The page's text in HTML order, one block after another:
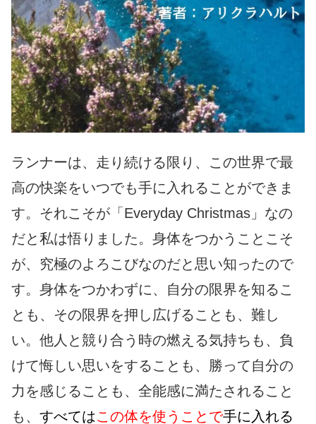
ランナーは、走り続ける限り、この世界で最
高の快楽をいつでも手に入れることができま
す。それこそが「Everyday Christmas」なの
だと私は悟りました。身体をつかうことこそ
が、究極のよろこびなのだと思い知ったので
す。身体をつかわずに、自分の限界を知るこ
とも、その限界を押し広げることも、難し
い。他人と競り合う時の燃える気持ちも、負
けて悔しい思いをすることも、勝って自分の
力を感じることも、全能感に満たされること
も、 すべてはこの体を使うことで手に入れる